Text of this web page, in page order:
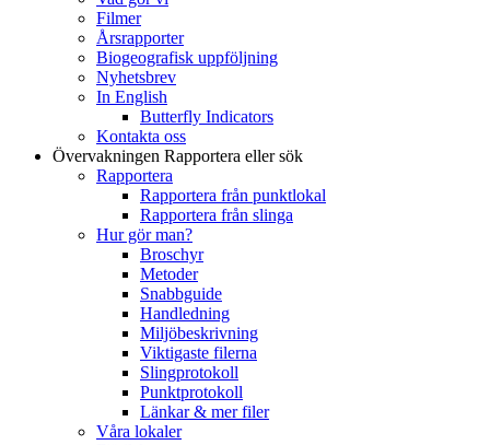
Filmer
Årsrapporter
Biogeografisk uppföljning
Nyhetsbrev
In English
Butterfly Indicators
Kontakta oss
Övervakningen Rapportera eller sök
Rapportera
Rapportera från punktlokal
Rapportera från slinga
Hur gör man?
Broschyr
Metoder
Snabbguide
Handledning
Miljöbeskrivning
Viktigaste filerna
Slingprotokoll
Punktprotokoll
Länkar & mer filer
Våra lokaler